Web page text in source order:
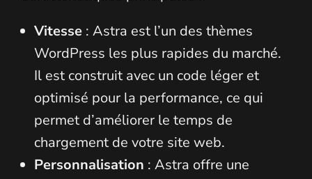
Vitesse : Astra est l’un des thèmes
WordPress les plus rapides du marché.
Il est construit avec un code léger et
optimisé pour la performance, ce qui
permet d’améliorer le temps de
chargement de votre site web.
Personnalisation : Astra offre une